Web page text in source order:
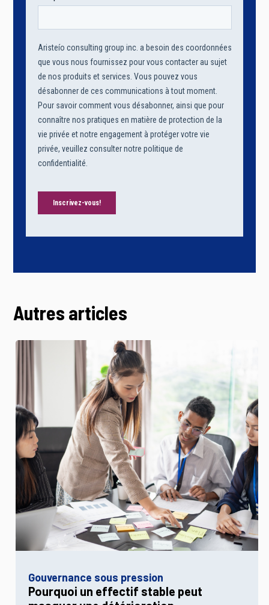
Autres articles
Gouvernance sous pression
Pourquoi un effectif stable peut